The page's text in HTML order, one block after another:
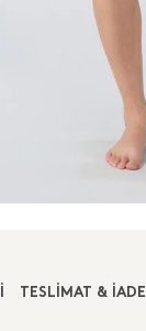
TESLIMAT & İADE